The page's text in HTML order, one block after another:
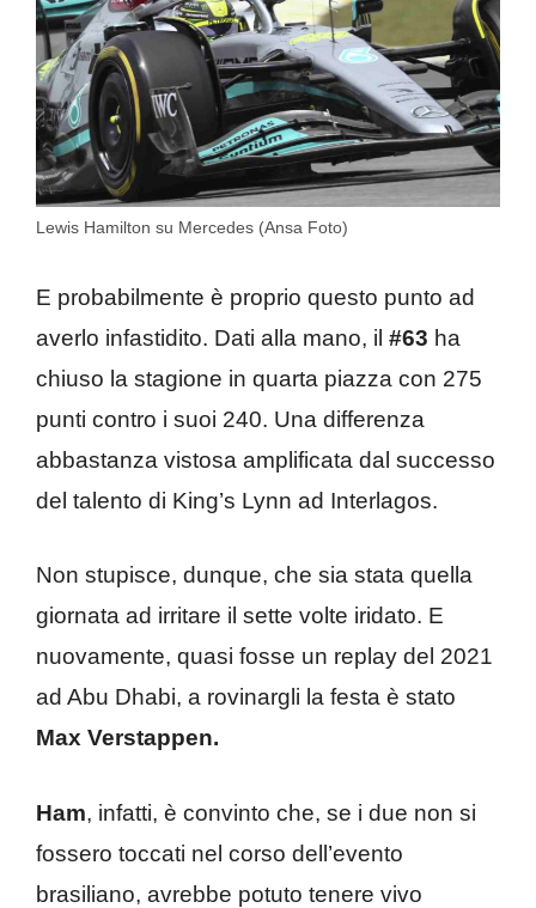
Lewis Hamilton su Mercedes (Ansa Foto)
E probabilmente è proprio questo punto ad
averlo infastidito. Dati alla mano, il #63 ha
chiuso la stagione in quarta piazza con 275
punti contro i suoi 240. Una differenza
abbastanza vistosa amplificata dal successo
del talento di King’s Lynn ad Interlagos.
Non stupisce, dunque, che sia stata quella
giornata ad irritare il sette volte iridato. E
nuovamente, quasi fosse un replay del 2021
ad Abu Dhabi, a rovinargli la festa è stato
Max Verstappen.
Ham, infatti, è convinto che, se i due non si
fossero toccati nel corso dell’evento
brasiliano, avrebbe potuto tenere vivo